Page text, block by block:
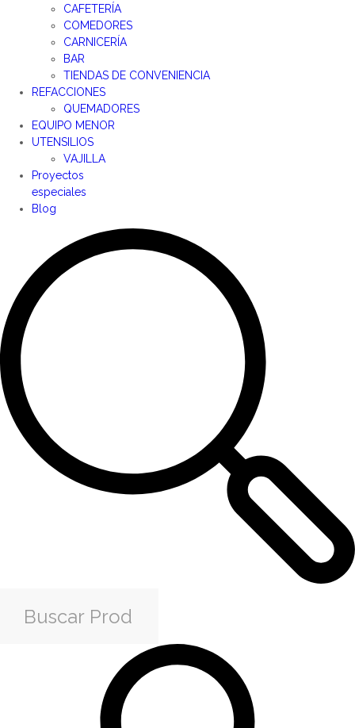
CAFETERÍA
COMEDORES
CARNICERÍA
BAR
TIENDAS DE CONVENIENCIA
REFACCIONES
QUEMADORES
EQUIPO MENOR
UTENSILIOS
VAJILLA
Proyectos
especiales
Blog